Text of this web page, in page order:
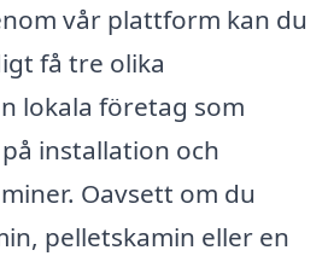
vår plattform kan du
få tre olika
lokala företag som
installation och
Oavsett om du
pelletskamin eller en